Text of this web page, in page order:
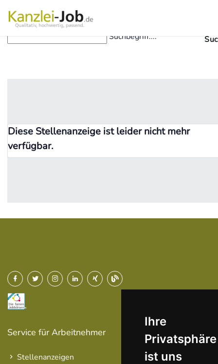
Ihre
Privatsphäre
ist uns
Suchbegriff....
Diese Stellenanzeige ist leider nicht mehr
verfügbar.
Service für Arbeitnehmer
Stellenanzeigen